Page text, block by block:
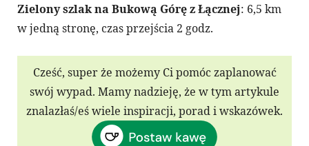
Zielony szlak na Bukową Górę z Łącznej: 6,5 km
w jedną stronę, czas przejścia 2 godz.
Cześć, super że możemy Ci pomóc zaplanować
swój wypad. Mamy nadzieję, że w tym artykule
znalazłaś/eś wiele inspiracji, porad i wskazówek.